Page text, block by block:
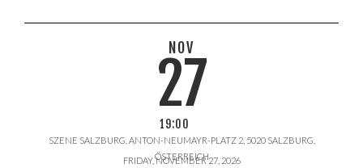
19:00
27
FRIDAY, NOVEMBER 27, 2026
SZENE SALZBURG, ANTON-NEUMAYR-PLATZ 2, 5020 SALZBURG,
ÖSTERREICH
NOV